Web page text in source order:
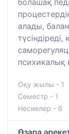
алады,
психикалық
Оқу жылы - 1
Семестр - 1
Несиелер - 6
Өзара